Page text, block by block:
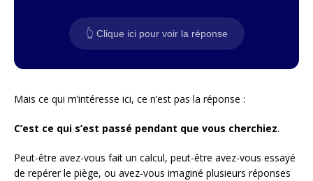
👆 Clique ici pour voir la réponse
Mais ce qui m’intéresse ici, ce n’est pas la réponse :
C’est ce qui s’est passé pendant que vous cherchiez.
Peut-être avez-vous fait un calcul, peut-être avez-vous essayé
de repérer le piège, ou avez-vous imaginé plusieurs réponses